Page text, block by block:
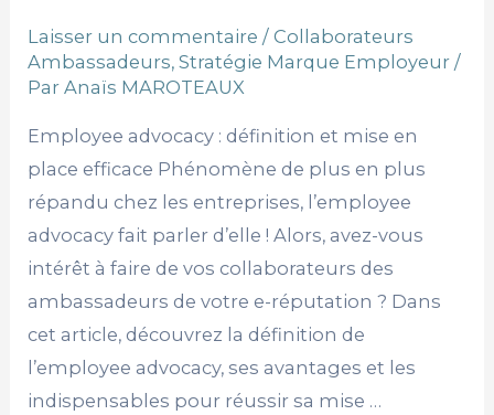
Laisser un commentaire /Collaborateurs
Ambassadeurs,Stratégie Marque Employeur /
ParAnaïs MAROTEAUX
Employee advocacy : définition et mise en
place efficace Phénomène de plus en plus
répandu chez les entreprises, l’employee
advocacy fait parler d’elle ! Alors, avez-vous
intérêt à faire de vos collaborateurs des
ambassadeurs de votre e-réputation ? Dans
cet article, découvrez la définition de
l’employee advocacy, ses avantages et les
indispensables pour réussir sa mise …